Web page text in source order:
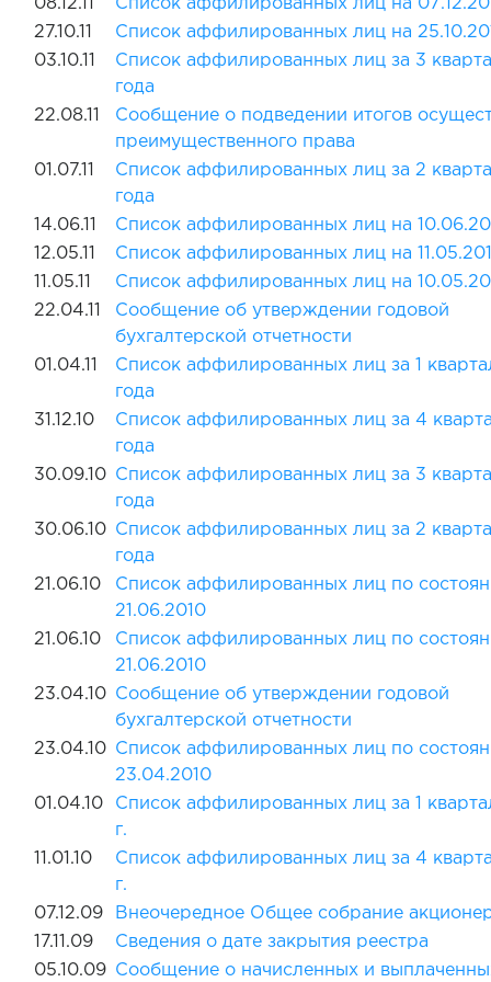
08.12.11
Список аффилированных лиц на
27.10.11
Список аффилированных лиц на
03.10.11
Список аффилированных лиц за 3
года
22.08.11
Сообщение о подведении итогов
преимущественного права
01.07.11
Список аффилированных лиц за 2
года
14.06.11
Список аффилированных лиц на
12.05.11
Список аффилированных лиц на
11.05.11
Список аффилированных лиц на
22.04.11
Сообщение об утверждении годовой
бухгалтерской отчетности
01.04.11
Список аффилированных лиц за 1
года
31.12.10
Список аффилированных лиц за 4
года
30.09.10 Список аффилированных лиц за 3
года
30.06.10 Список аффилированных лиц за 2
года
21.06.10
Список аффилированных лиц по
21.06.2010
21.06.10
Список аффилированных лиц по
21.06.2010
23.04.10 Сообщение об утверждении годовой
бухгалтерской отчетности
23.04.10 Список аффилированных лиц по
23.04.2010
01.04.10
Список аффилированных лиц за 1
г.
11.01.10
Список аффилированных лиц за 4
г.
07.12.09
Внеочередное Общее собрание
17.11.09
Сведения о дате закрытия реестра
05.10.09 Сообщение о начисленных и